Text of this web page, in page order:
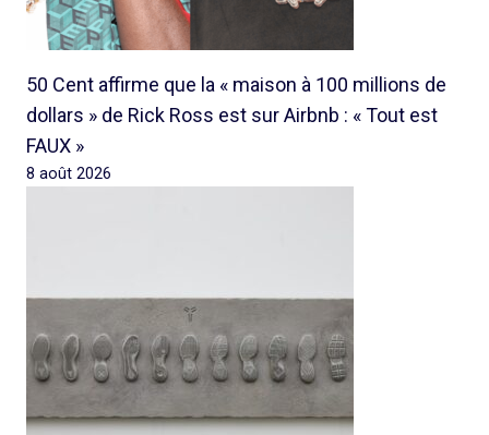
50 Cent affirme que la « maison à 100 millions de
dollars » de Rick Ross est sur Airbnb : « Tout est
FAUX »
8 août 2026